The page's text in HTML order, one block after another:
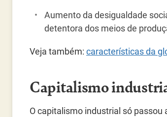
Aumento da desigualdade
detentora dos meios de
Veja também: características da
Capitalismo
O capitalismo industrial só passou